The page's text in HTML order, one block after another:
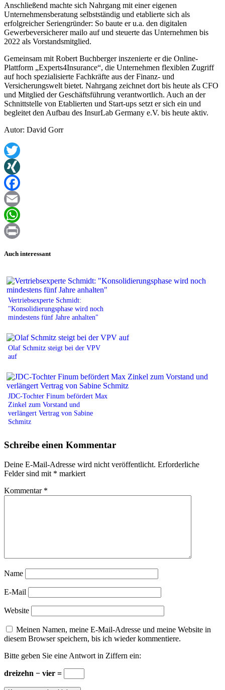
Anschließend machte sich Nahrgang mit einer eigenen
Unternehmensberatung selbstständig und etablierte sich als
erfolgreicher Seriengründer: So baute er u.a. den digitalen
Gewerbeversicherer mailo auf und steuerte das Unternehmen bis
2022 als Vorstandsmitglied.
Gemeinsam mit Robert Buchberger inszenierte er die Online-
Plattform „Experts4Insurance“, die Unternehmen flexiblen Zugriff
auf hoch spezialisierte Fachkräfte aus der Finanz- und
Versicherungswelt bietet. Nahrgang zeichnet dort bis heute als CFO
und Mitglied der Geschäftsführung verantwortlich. Auch an der
Schnittstelle von Etablierten und Start-ups setzt er sich ein und
begleitet den Aufbau des InsurLab Germany e.V. bis heute aktiv.
Autor: David Gorr
Twitter
XING
Facebook
Email
WhatsApp
Auch interessant
Vertriebsexperte Schmidt:
"Konsolidierungsphase wird noch
mindestens fünf Jahre anhalten"
Olaf Schmitz steigt bei der VPV
auf
JDC-Tochter Finum befördert Max
Zinkel zum Vorstand und
verlängert Vertrag von Sabine
Schmitz
Schreibe einen Kommentar
Deine E-Mail-Adresse wird nicht veröffentlicht. Erforderliche
Felder sind mit * markiert
Kommentar *
Name
E-Mail
Website
Meinen Namen, meine E-Mail-Adresse und meine Website in
diesem Browser speichern, bis ich wieder kommentiere.
Bitte geben Sie eine Antwort in Ziffern ein:
dreizehn − vier =